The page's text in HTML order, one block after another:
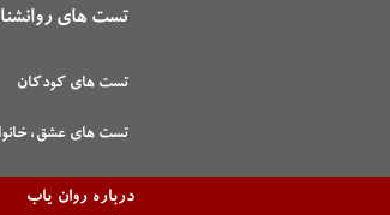
تست های
تست های کودکان
تست های عشق،
درباره روان یاب